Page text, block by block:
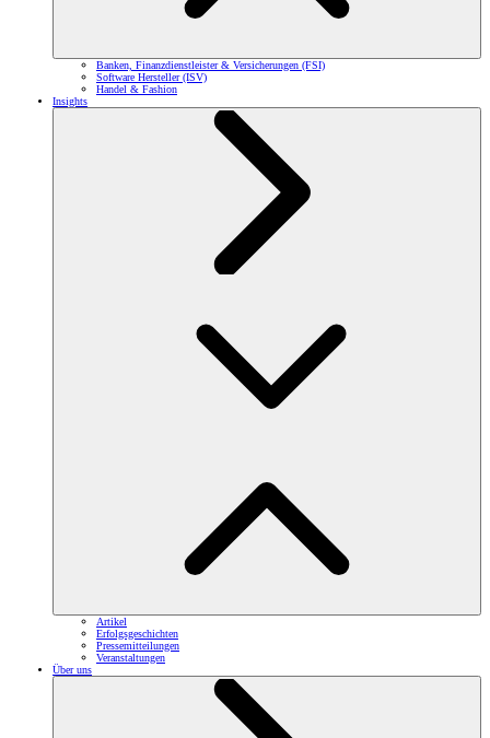
Banken, Finanzdienstleister & Versicherungen (FSI)
Software Hersteller (ISV)
Handel & Fashion
Insights
Artikel
Erfolgsgeschichten
Pressemitteilungen
Veranstaltungen
Über uns